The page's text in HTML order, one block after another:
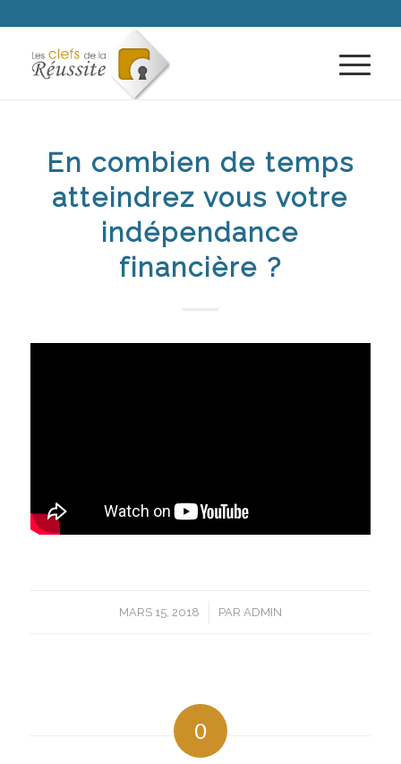
En combien de temps
atteindrez vous votre
indépendance
financière ?
MARS 15, 2018
/ PAR ADMIN
0